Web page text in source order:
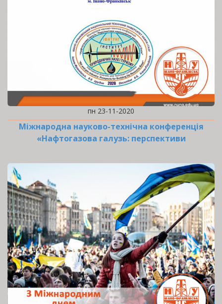
пн 23-11-2020
Міжнародна науково-технічна конференція
«Нафтогазова галузь: перспективи